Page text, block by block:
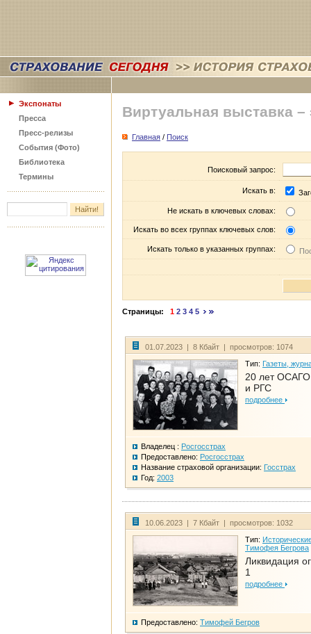
Экспонаты
Пресса
Пресс-релизы
События (Фото)
Библиотека
Термины
Виртуальная выставка –
Главная / Поиск
Поисковый запрос:
Искать в:
Не искать в ключевых словах:
Искать во всех группах ключевых слов:
Искать только в указанных группах:
Страницы: 1 2 3 4 5
01.07.2023 | 8 Кбайт | просмотров: 1074
Тип: Газеты,
20 лет
и РГС
подробнее
Владелец : Росгосстрах
Предоставлено: Росгосстрах
Название страховой организации: Госстрах
Год: 2003
10.06.2023 | 7 Кбайт | просмотров: 1032
Тип:
Тимофея Бегрова
Ликвидация
1
подробнее
Предоставлено: Тимофей Бегров